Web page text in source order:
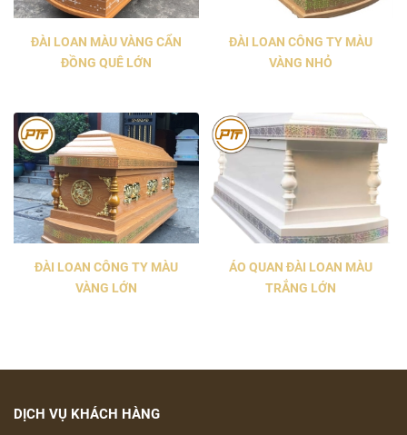
ĐÀI LOAN MÀU VÀNG CẨN
ĐỒNG QUÊ LỚN
ĐÀI LOAN CÔNG TY MÀU
VÀNG NHỎ
ĐÀI LOAN CÔNG TY MÀU
VÀNG LỚN
ÁO QUAN ĐÀI LOAN MÀU
TRẮNG LỚN
DỊCH VỤ KHÁCH HÀNG